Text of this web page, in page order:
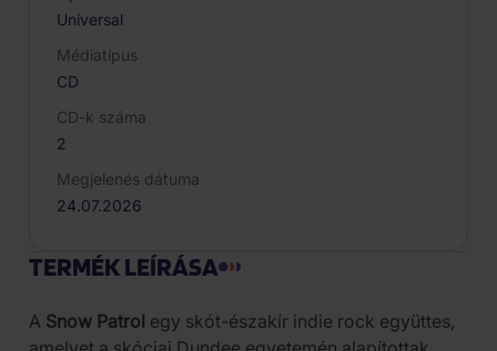
Universal
Médiatípus
CD
CD-k száma
2
Megjelenés dátuma
24.07.2026
TERMÉK LEÍRÁSA
A Snow Patrol egy skót-északír indie rock együttes,